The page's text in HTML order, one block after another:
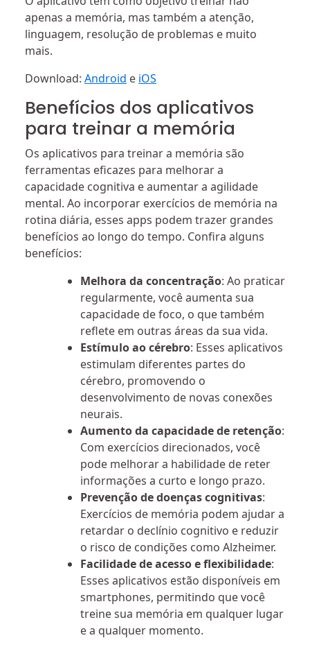
apenas a memória, mas também a atenção,
linguagem, resolução de problemas e muito
mais.
Download: Android e iOS
Benefícios dos aplicativos
para treinar a memória
Os aplicativos para treinar a memória são
ferramentas eficazes para melhorar a
capacidade cognitiva e aumentar a agilidade
mental. Ao incorporar exercícios de memória na
rotina diária, esses apps podem trazer grandes
benefícios ao longo do tempo. Confira alguns
benefícios:
Melhora da concentração: Ao praticar
regularmente, você aumenta sua
capacidade de foco, o que também
reflete em outras áreas da sua vida.
Estímulo ao cérebro: Esses aplicativos
estimulam diferentes partes do
cérebro, promovendo o
desenvolvimento de novas conexões
neurais.
Aumento da capacidade de retenção:
Com exercícios direcionados, você
pode melhorar a habilidade de reter
informações a curto e longo prazo.
Prevenção de doenças cognitivas:
Exercícios de memória podem ajudar a
retardar o declínio cognitivo e reduzir
o risco de condições como Alzheimer.
Facilidade de acesso e flexibilidade:
Esses aplicativos estão disponíveis em
smartphones, permitindo que você
treine sua memória em qualquer lugar
e a qualquer momento.